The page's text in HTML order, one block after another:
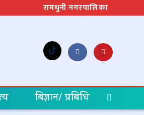
रामधुनी नगरपालिका
बिज्ञान/ प्रबिधि